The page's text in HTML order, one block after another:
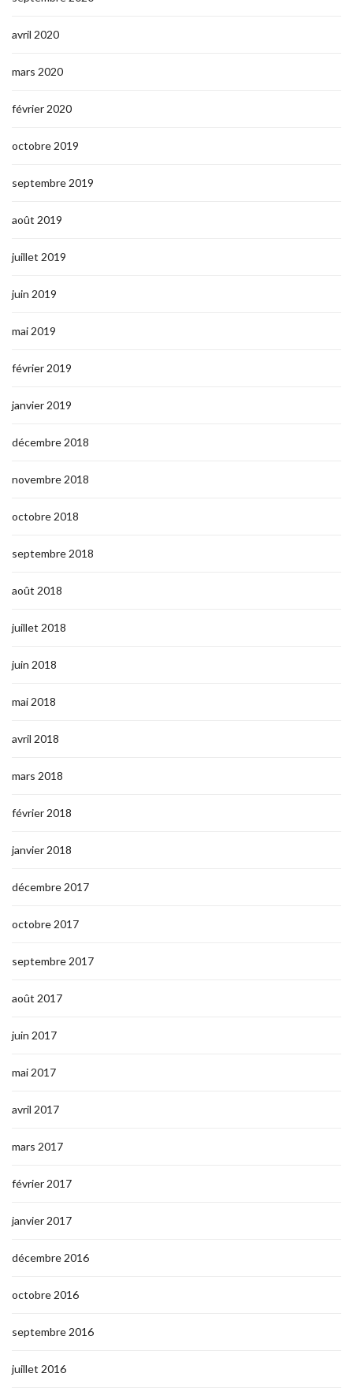
avril 2020
mars 2020
février 2020
octobre 2019
septembre 2019
août 2019
juillet 2019
juin 2019
mai 2019
février 2019
janvier 2019
décembre 2018
novembre 2018
octobre 2018
septembre 2018
août 2018
juillet 2018
juin 2018
mai 2018
avril 2018
mars 2018
février 2018
janvier 2018
décembre 2017
octobre 2017
septembre 2017
août 2017
juin 2017
mai 2017
avril 2017
mars 2017
février 2017
janvier 2017
décembre 2016
octobre 2016
septembre 2016
juillet 2016